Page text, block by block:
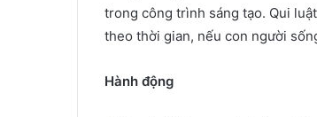
trong công trình sáng tạo. Qui
theo thời gian, nếu con người
Hành động